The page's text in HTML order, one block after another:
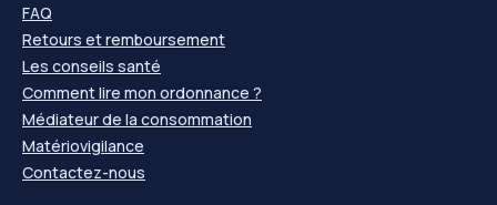
FAQ
Retours et remboursement
Les conseils santé
Comment lire mon ordonnance ?
Médiateur de la consommation
Matériovigilance
Contactez-nous